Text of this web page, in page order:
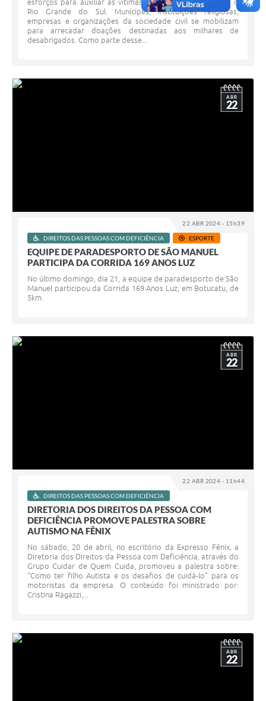
esforços para auxiliar as vítimas da enchente que assola o
Rio Grande do Sul. Munícipes, instituições religiosas,
empresas e organizações da sociedade civil se mobilizam
para arrecadar doações destinadas aos milhares de
desabrigados. Como parte desse...
22 ABR 2024 - 15h39
ABR
22
DIREITOS DAS PESSOAS COM DEFICIÊNCIA ESPORTE
EQUIPE DE PARADESPORTO DE SÃO MANUEL
PARTICIPA DA CORRIDA 169 ANOS LUZ
No último domingo, dia 21, a equipe de paradesporto de São
Manuel participou da Corrida 169 Anos Luz, em Botucatu, de
5km.
22 ABR 2024 - 11h44
ABR
22
DIREITOS DAS PESSOAS COM DEFICIÊNCIA
DIRETORIA DOS DIREITOS DA PESSOA COM
DEFICIÊNCIA PROMOVE PALESTRA SOBRE
AUTISMO NA FÊNIX
No sábado, 20 de abril, no escritório da Expresso Fênix, a
Diretoria dos Direitos da Pessoa com Deficiência, através do
Grupo Cuidar de Quem Cuida, promoveu a palestra sobre:
“Como ter filho Autista e os desafios de cuidá-lo” para os
motoristas da empresa. O conteúdo foi ministrado por:
Cristina Ragazzi,...
ABR
22